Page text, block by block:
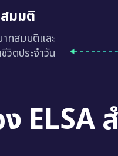
มมติ
ทสมมติและ
วิตประจำวัน
ELSA